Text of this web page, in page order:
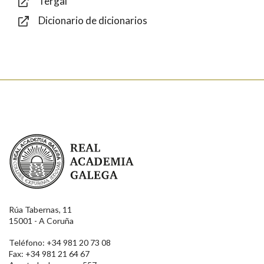
Dicionario de dicionarios
Real Academia Galega
Rúa Tabernas, 11
15001 - A Coruña
Teléfono: +34 981 20 73 08
Fax: +34 981 21 64 67